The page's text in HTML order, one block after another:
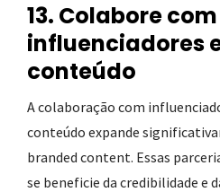
13. Colabore com
influenciadores
conteúdo
A colaboração com
conteúdo expande
branded content. Essas
se beneficie da credibilidade e